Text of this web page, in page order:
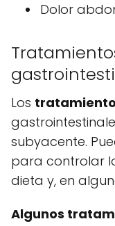
Dolor
Los
subyacente.
para controlar
dieta y, en
Algunos